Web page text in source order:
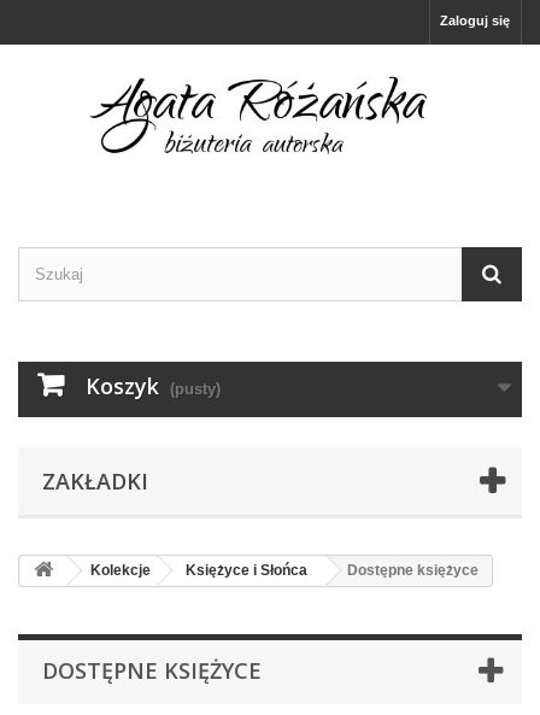
Zaloguj się
Koszyk (pusty)
ZAKŁADKI
Kolekcje Księżyce i Słońca Dostępne księżyce
DOSTĘPNE KSIĘŻYCE